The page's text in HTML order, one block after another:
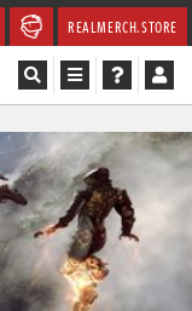
REALMERCH.STORE